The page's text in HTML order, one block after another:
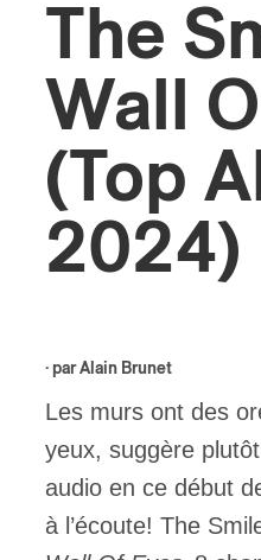
The
Wall
(Top
2024)
· parAlain Brunet
Les murs ont des
yeux, suggère
audio en ce début
à l’écoute! The